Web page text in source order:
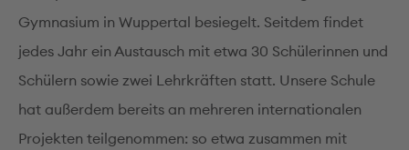
Gymnasium in Wuppertal besiegelt. Seitdem findet
jedes Jahr ein Austausch mit etwa 30 Schülerinnen und
Schülern sowie zwei Lehrkräften statt. Unsere Schule
hat außerdem bereits an mehreren internationalen
Projekten teilgenommen: so etwa zusammen mit